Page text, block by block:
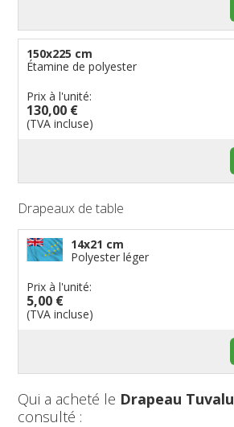
150x225 cm
Étamine de polyester
Prix à l'unité:
130,00 €
(TVA incluse)
Drapeaux de table
14x21 cm
Polyester léger
Prix à l'unité:
5,00 €
(TVA incluse)
Qui a acheté le Drapeau Tuvalu
consulté :